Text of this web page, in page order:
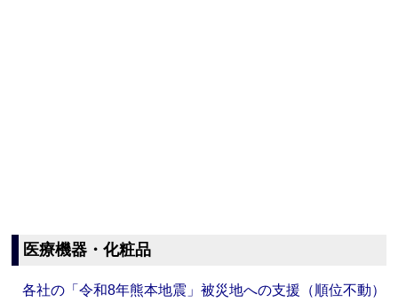
医療機器・化粧品
各社の「令和8年熊本地震」被災地への支援（順位不動）